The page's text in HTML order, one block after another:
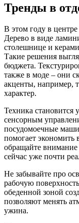
Тренды в
В этом году в
Дерево в виде
столешнице и
Такие решения
бюджета.
также в моде – они
акценты, например,
характер.
Техника
сенсорным
посудомоечные
помогает
обращайте внимание
сейчас уже почти
Не забывайте про
рабочую
обеденной зоной
позволяют менять
ужина.